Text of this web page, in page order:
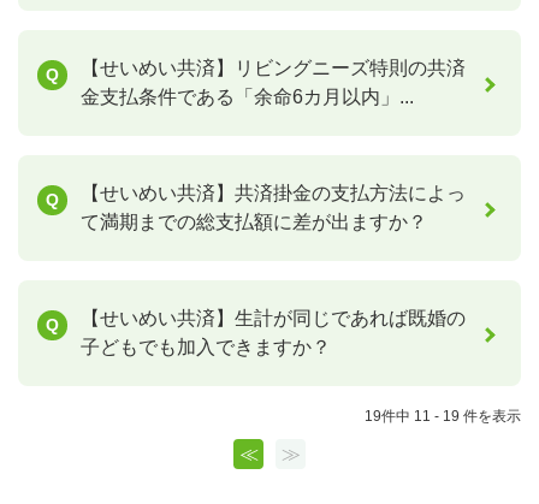
【せいめい共済】リビングニーズ特則の共済
金支払条件である「余命6カ月以内」...
【せいめい共済】共済掛金の支払方法によっ
て満期までの総支払額に差が出ますか？
【せいめい共済】生計が同じであれば既婚の
子どもでも加入できますか？
19件中 11 - 19 件を表示
≪ ≫